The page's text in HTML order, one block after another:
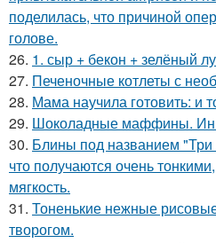
поделилась, что причиной
голове.
26. 1. сыр + бекон + зелёный
27. Печеночные котлеты с
28. Мама научила готовить: и
29. Шоколадные маффины.
30. Блины под названием "Три
что получаются очень
мягкость.
31. Тоненькие нежные
творогом.